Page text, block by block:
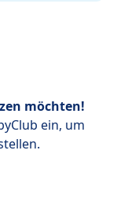
möchten!
ein, um